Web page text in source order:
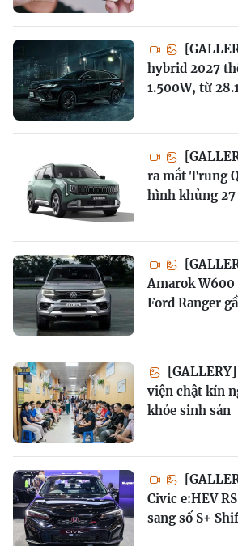
hybrid 2027
1.500W, từ
ra mắt Trung
hình khủng
Amarok
Ford Ranger
viện chật kín
khỏe sinh sản
Civic e:HEV
sang số S+